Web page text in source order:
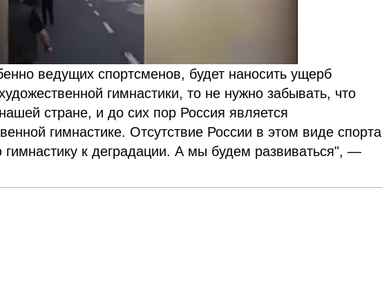
ведущих спортсменов, будет наносить ущерб
гимнастики, то не нужно забывать, что
стране, и до сих пор Россия является
гимнастике. Отсутствие России в этом виде спорта
к деградации. А мы будем развиваться", —